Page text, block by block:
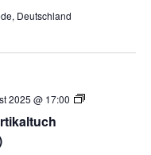
16
Jahre
Deutschland
2025 @ 17:00
Vertikaltuch